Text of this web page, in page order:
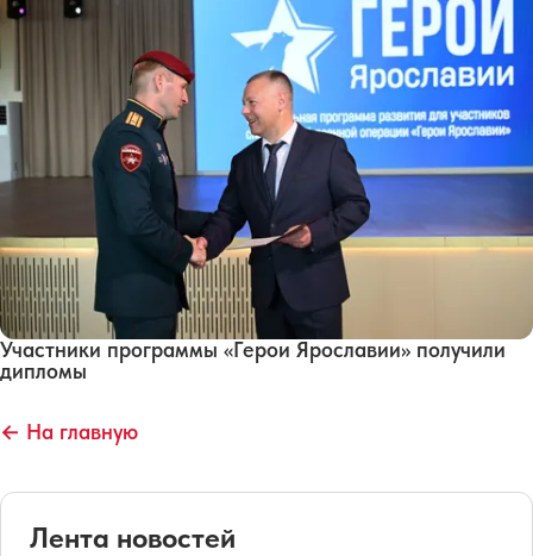
Участники программы «Герои Ярославии» получили
дипломы
← На главную
Лента новостей